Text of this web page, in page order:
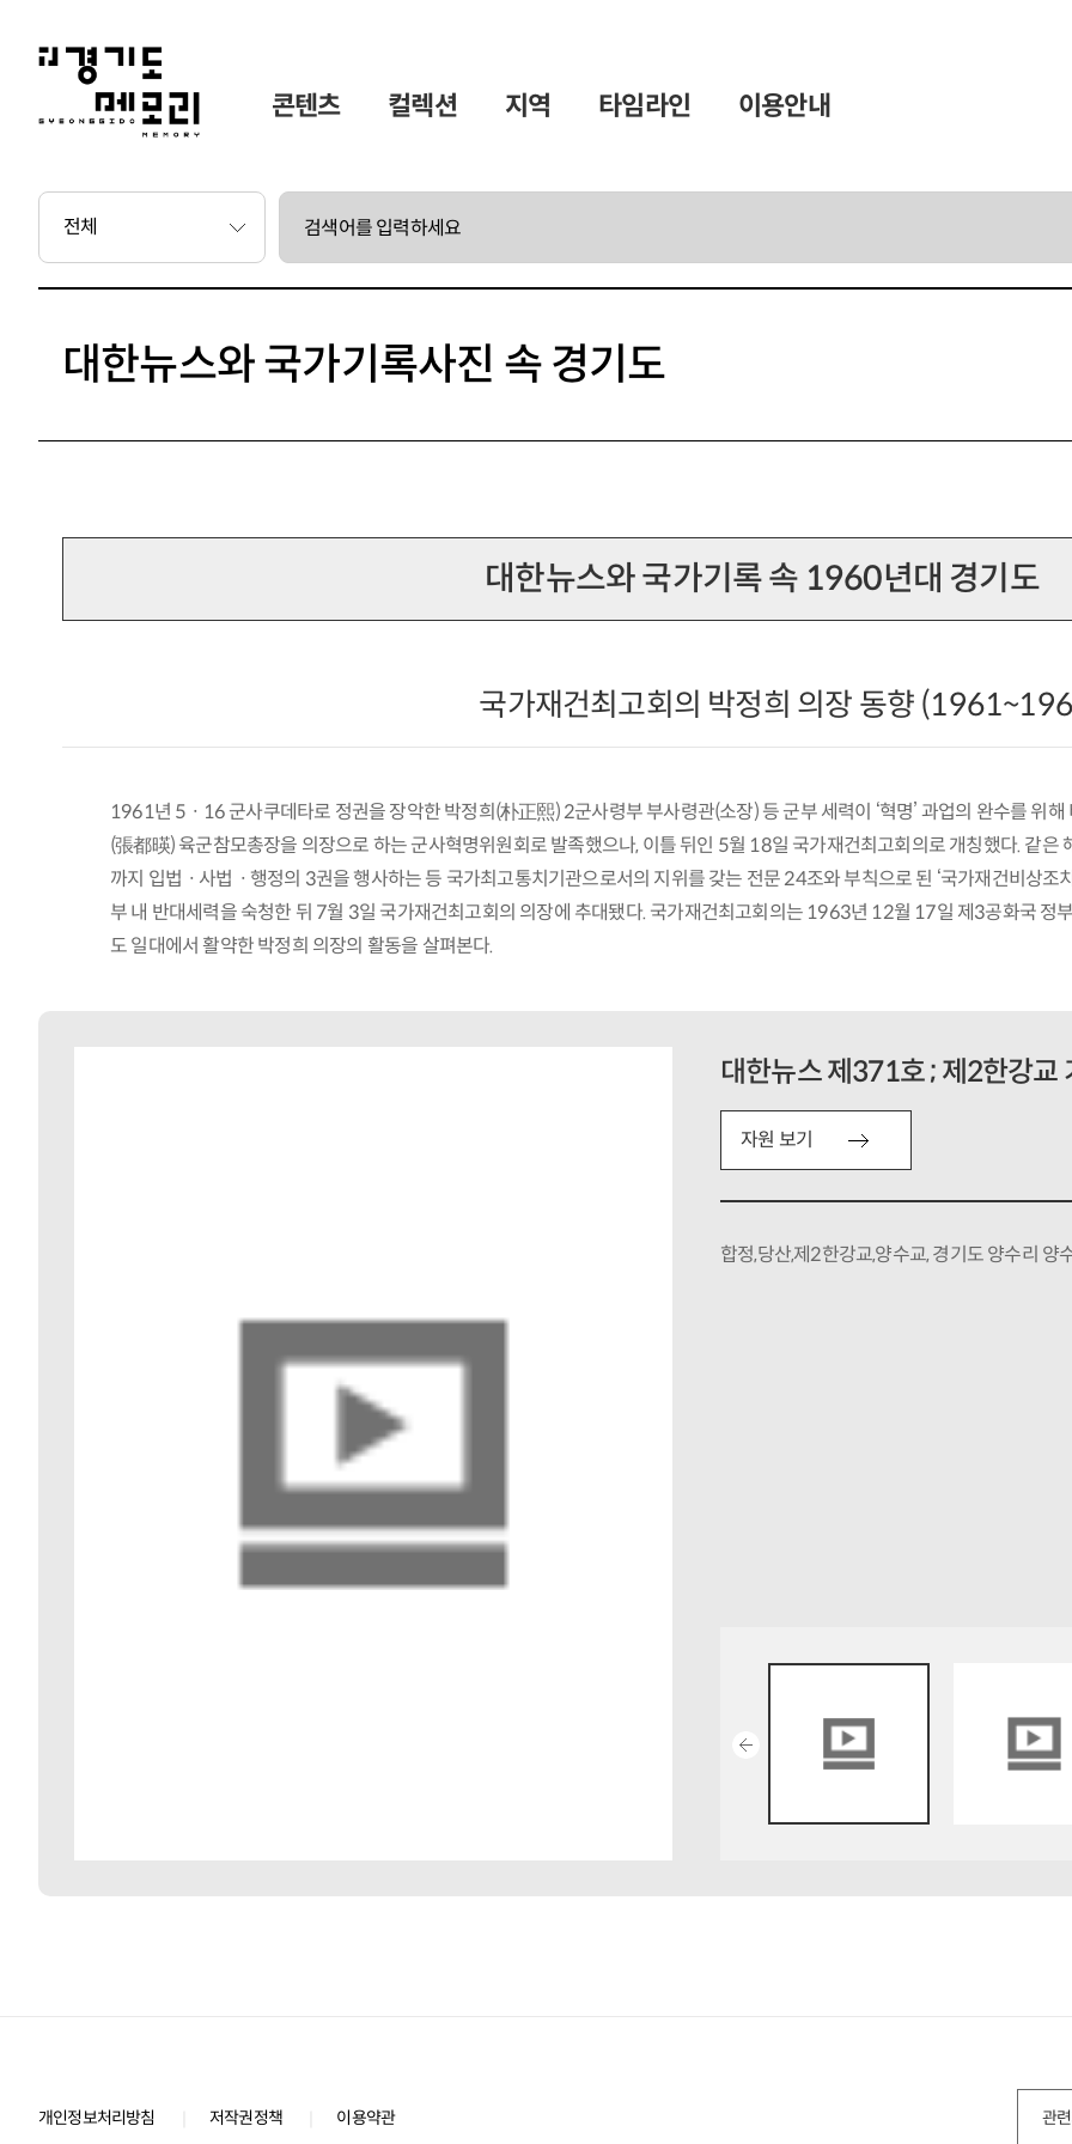
콘텐츠 컬렉션
아카이브 컬렉션
지역
지역명
타임라인 이용안내
대한뉴스와 국가기록사진 속 경기도
대한뉴스와 국가기록 속 1960년대 경기도
국가재건최고회의 박정희 의장 동향
1961년 5ㆍ16 군사쿠데타로 정권을 장악한 박정희(朴正熙) 2군사령부 부사령관(소장) 등 군부 세력이 ‘혁명’ 과업의 완수를 위
(張都暎) 육군참모총장을 의장으로 하는 군사혁명위원회로 발족했으나, 이틀 뒤인 5월 18일 국가재건최고회의로 개칭했다. 같은
까지 입법ㆍ사법ㆍ행정의 3권을 행사하는 등 국가최고통치기관으로서의 지위를 갖는 전문 24조와 부칙으로 된 ‘국가재건비상조
부 내 반대세력을 숙청한 뒤 7월 3일 국가재건최고회의 의장에 추대됐다. 국가재건최고회의는 1963년 12월 17일 제3공화국 정
도 일대에서 활약한 박정희 의장의 활동을 살펴본다.
대한뉴스 제371호 ; 제2한강교
자원 보기
합정,당산,제2한강교,양수교, 경기도 양수리 양
개인정보처리방침 저작권정책 이용약관